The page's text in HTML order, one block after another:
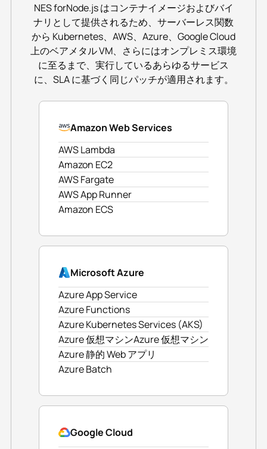
NES forNode.js はコンテナイメージおよびバイ
ナリとして提供されるため、サーバーレス関数
から Kubernetes、AWS、Azure、Google Cloud
上のベアメタル VM、さらにはオンプレミス環境
に至るまで、実行しているあらゆるサービス
に、SLA に基づく同じパッチが適用されます。
Amazon Web Services
AWS Lambda
Amazon EC2
AWS Fargate
AWS App Runner
Amazon ECS
Microsoft Azure
Azure App Service
Azure Functions
Azure Kubernetes Services (AKS)
Azure 仮想マシンAzure 仮想マシン
Azure 静的 Web アプリ
Azure Batch
Google Cloud